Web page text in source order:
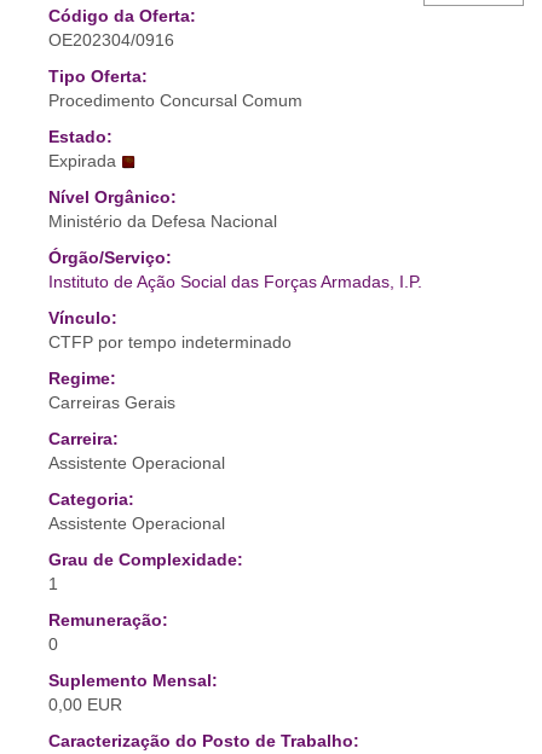
Código da Oferta:
OE202304/0916
Tipo Oferta:
Procedimento Concursal Comum
Estado:
Expirada
Nível Orgânico:
Ministério da Defesa Nacional
Órgão/Serviço:
Instituto de Ação Social das Forças Armadas, I.P.
Vínculo:
CTFP por tempo indeterminado
Regime:
Carreiras Gerais
Carreira:
Assistente Operacional
Categoria:
Assistente Operacional
Grau de Complexidade:
1
Remuneração:
0
Suplemento Mensal:
0,00 EUR
Caracterização do Posto de Trabalho: